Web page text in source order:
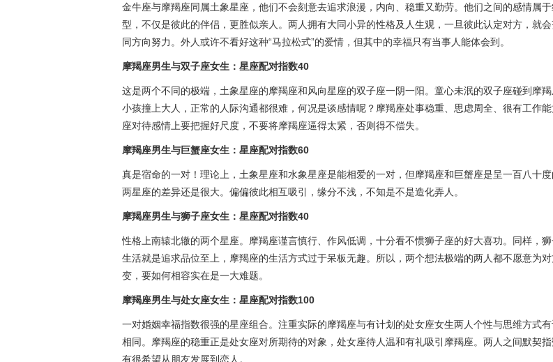
金牛座与摩羯座同属土象星座，他们不会刻意去追求浪漫，内向、稳重又勤劳。他们之间的感情属
型，不仅是彼此的伴侣，更胜似亲人。两人拥有大同小异的性格及人生观，一旦彼此认定对方，就
同方向努力。外人或许不看好这种“马拉松式”的爱情，但其中的幸福只有当事人能体会到。
摩羯座男生与双子座女生：星座配对指数40
这是两个不同的极端，土象星座的摩羯座和风向星座的双子座一阴一阳。童心未泯的双子座碰到摩羯
小孩撞上大人，正常的人际沟通都很难，何况是谈感情呢？摩羯座处事稳重、思虑周全、很有工作
座对待感情上要把握好尺度，不要将摩羯座逼得太紧，否则得不偿失。
摩羯座男生与巨蟹座女生：星座配对指数60
真是宿命的一对！理论上，土象星座和水象星座是能相爱的一对，但摩羯座和巨蟹座是呈一百八十度
两星座的差异还是很大。偏偏彼此相互吸引，缘分不浅，不知是不是造化弄人。
摩羯座男生与狮子座女生：星座配对指数40
性格上南辕北辙的两个星座。摩羯座谨言慎行、作风低调，十分看不惯狮子座的好大喜功。同样，
生活就是追求品位至上，摩羯座的生活方式过于呆板无趣。所以，两个想法极端的两人都不愿意为
变，要如何相容实在是一大难题。
摩羯座男生与处女座女生：星座配对指数100
一对婚姻幸福指数很强的星座组合。注重实际的摩羯座与有计划的处女座女生两人个性与思维方式
相同。摩羯座的稳重正是处女座对所期待的对象，处女座待人温和有礼吸引摩羯座。两人之间默契指
有很希望从朋友发展到恋人。